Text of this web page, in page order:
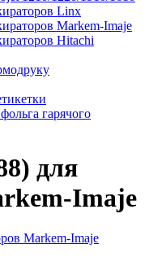
Linx
Markem-Imaje
Hitachi
гарячого
для
Imaje